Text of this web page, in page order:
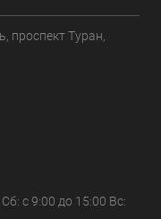
проспект Туран,
с 9:00 до 15:00 Вс: